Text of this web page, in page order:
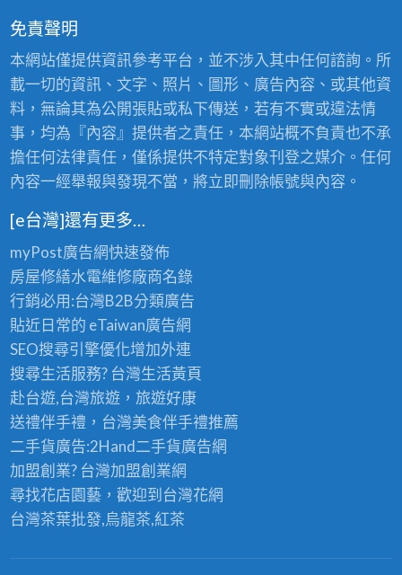
免責聲明
本網站僅提供資訊參考平台，並不涉入其中任何諮詢。所
載一切的資訊、文字、照片、圖形、廣告內容、或其他資
料，無論其為公開張貼或私下傳送，若有不實或違法情
事，均為『內容』提供者之責任，本網站概不負責也不承
擔任何法律責任，僅係提供不特定對象刊登之媒介。任何
內容一經舉報與發現不當，將立即刪除帳號與內容。
[e台灣]還有更多…
myPost廣告網快速發佈
房屋修繕水電維修廠商名錄
行銷必用:台灣B2B分類廣告
貼近日常的 eTaiwan廣告網
SEO搜尋引擎優化增加外連
搜尋生活服務? 台灣生活黃頁
赴台遊,台灣旅遊，旅遊好康
送禮伴手禮，台灣美食伴手禮推薦
二手貨廣告:2Hand二手貨廣告網
加盟創業? 台灣加盟創業網
尋找花店園藝，歡迎到 台灣花網
台灣茶葉批發,烏龍茶,紅茶